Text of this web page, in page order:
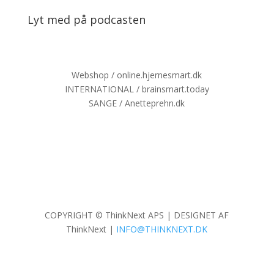
Lyt med på podcasten
Webshop / online.hjernesmart.dk
INTERNATIONAL / brainsmart.today
SANGE / Anetteprehn.dk
COPYRIGHT © ThinkNext APS | DESIGNET AF
ThinkNext | INFO@THINKNEXT.DK